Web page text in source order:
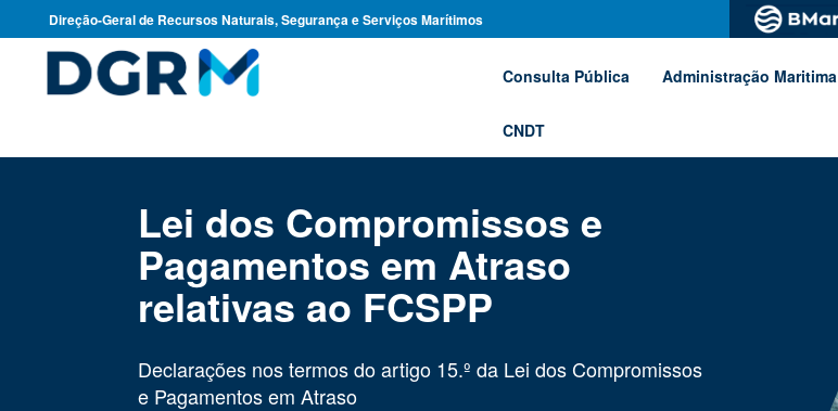
Direção-Geral de Recursos Naturais, Segurança e Serviços Marítimos
Consulta Pública Administração Maritima
CNDT
Lei dos Compromissos e
Pagamentos em Atraso
relativas ao FCSPP
Declarações nos termos do artigo 15.º da Lei dos Compromissos
e Pagamentos em Atraso